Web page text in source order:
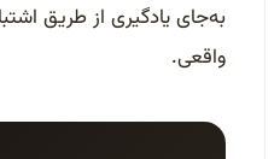
به‌جای یادگیری از طریق
واقعی.